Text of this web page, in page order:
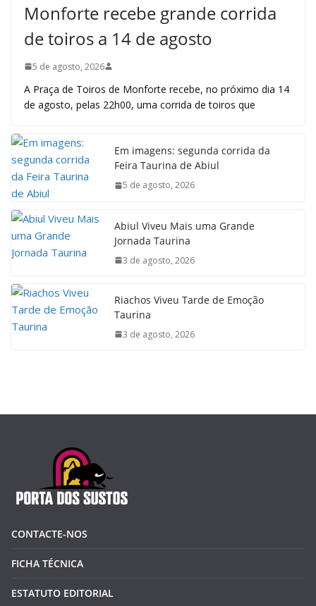
Monforte recebe grande corrida
de toiros a 14 de agosto
5 de agosto, 2026
A Praça de Toiros de Monforte recebe, no próximo dia 14
de agosto, pelas 22h00, uma corrida de toiros que
Em imagens: segunda corrida da
Feira Taurina de Abiul
5 de agosto, 2026
Abiul Viveu Mais uma Grande
Jornada Taurina
3 de agosto, 2026
Riachos Viveu Tarde de Emoção
Taurina
3 de agosto, 2026
CONTACTE-NOS
FICHA TÉCNICA
ESTATUTO EDITORIAL